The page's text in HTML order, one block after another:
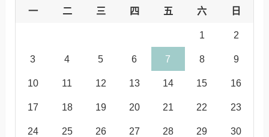
一 二 三 四 五 六 日
1 2
3 4 5 6 7 8 9
10 11 12 13 14 15 16
17 18 19 20 21 22 23
24 25 26 27 28 29 30